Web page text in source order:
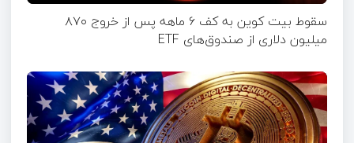
سقوط بیت کوین به کف ۶‌ ماهه پس از خروج ۸۷۰
میلیون دلاری از صندوق‌های ETF